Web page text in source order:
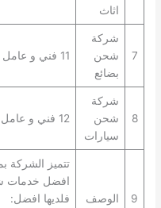
اثاث
7
شركة
شحن
بضائع
11 فني و عامل
8
شركة
شحن
سيارات
12 فني و عامل
9 الوصف
تتميز الشركة
افضل خدمات
فلديها افضل: